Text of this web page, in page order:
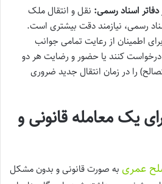
دفاتر اسناد رسمی: نقل و انتقال ملک
رسمی، نیازمند دقت بیشتری است.
اطمینان از رعایت تمامی جوانب
کنند یا حضور و رضایت هر دو
را در زمان انتقال جدید ضروری
یک معامله قانونی و
عمری به صورت قانونی و بدون مشکل